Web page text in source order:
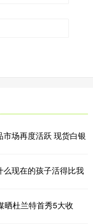
场再度活跃 现货白银
现在的孩子活得比我
晒杜兰特首秀5大收